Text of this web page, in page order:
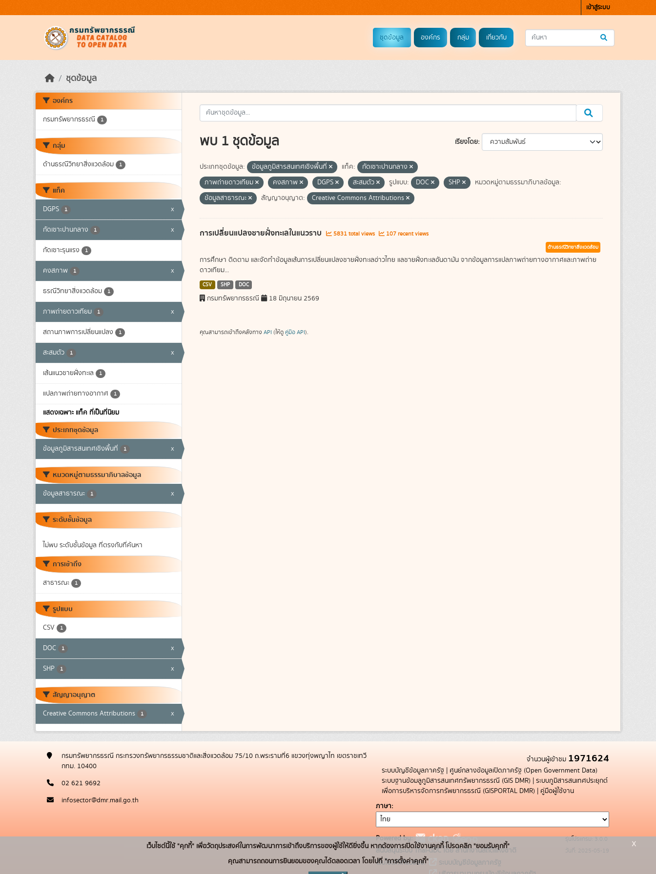
เข้าสู่ระบบ
ชุดข้อมูล องค์กร กลุ่ม เกี่ยวกับ
ชุดข้อมูล
องค์กร
กรมทรัพยากรธรณี 1
กลุ่ม
ด้านธรณีวิทยาสิ่งแวดล้อม 1
แท็ค
DGPS 1 x
กัดเซาะปานกลาง 1 x
กัดเซาะรุนแรง 1
คงสภาพ 1 x
ธรณีวิทยาสิ่งแวดล้อม 1
ภาพถ่ายดาวเทียม 1 x
สถานภาพการเปลี่ยนแปลง 1
สะสมตัว 1 x
เส้นแนวชายฝั่งทะเล 1
แปลภาพถ่ายทางอากาศ 1
แสดงเฉพาะ แท็ค ที่เป็นที่นิยม
ประเภทชุดข้อมูล
ข้อมูลภูมิสารสนเทศเชิงพื้นที่ 1 x
หมวดหมู่ตามธรรมาภิบาลข้อมูล
ข้อมูลสาธารณะ 1 x
ระดับชั้นข้อมูล
ไม่พบ ระดับชั้นข้อมูล ที่ตรงกับที่ค้นหา
การเข้าถึง
สาธารณะ 1
รูปแบบ
CSV 1
DOC 1 x
SHP 1 x
สัญญาอนุญาต
Creative Commons Attributions 1 x
เรียงโดย
พบ 1 ชุดข้อมูล
ประเภทชุดข้อมูล: ข้อมูลภูมิสารสนเทศเชิงพื้นที่ แท็ค:
กัดเซาะปานกลาง
ภาพถ่ายดาวเทียม
คงสภาพ DGPS สะสมตัว รูปแบบ: DOC SHP
หมวดหมู่ตามธรรมาภิบาลข้อมูล:
ข้อมูลสาธารณะ
สัญญาอนุญาต: Creative Commons Attributions
การเปลี่ยนแปลงชายฝั่งทะเลในแนวราบ 5831 total views 107 recent views
ด้านธรณีวิทยาสิ่งแวดล้อม
การศึกษา ติดตาม และจัดทำข้อมูลเส้นการเปลี่ยนแปลงชายฝั่งทะเลอ่าวไทย แลชายฝั่งทะเลอันดามัน จากข้อมูลการแปลภาพถ่ายทางอากาศและภาพถ่าย
ดาวเทียม...
CSV SHP DOC
กรมทรัพยากรธรณี 18 มิถุนายน 2569
คุณสามารถเข้าถึงคลังทาง API (ให้ดู คู่มือ API).
กรมทรัพยากรธรณี กระทรวงทรัพยากรธรรมชาติและสิ่งแวดล้อม 75/10 ถ.พระรามที่6 แขวงทุ่งพญาไท เขตราชเทวี
กทม. 10400
02 621 9692
infosector@dmr.mail.go.th
จำนวนผู้เข้าชม 1971624
ระบบบัญชีข้อมูลภาครัฐ | ศูนย์กลางข้อมูลเปิดภาครัฐ (Open Government Data)
ระบบฐานข้อมลูภูมิสารสนเทศทรัพยากรธรณี (GIS DMR) | ระบบภูมิสารสนเทศประยุกต์
เพื่อการบริหารจัดการทรัพยากรธรณี (GISPORTAL DMR) | คู่มือผู้ใช้งาน
ภาษา
Powered by:
สนับสนุนระบบ Thai-GDC โดย สำนักงานสถิติแห่งชาติ
เว็บไซต์ที่เกี่ยวข้อง:
ระบบบัญชีข้อมูลภาครัฐ
รุ่นโปรแกรม: 3.0.0
วันที่: 2025-05-19
เว็บไซต์นี้ใช้ "คุกกี้" เพื่อวัตถุประสงค์ในการพัฒนาการเข้าถึงบริการของผู้ใช้ให้ดียิ่งขึ้น หากต้องการเปิดใช้งานคุกกี้ โปรดคลิก "ยอมรับคุกกี้"
คุณสามารถถอนการยินยอมของคุณได้ตลอดเวลา โดยไปที่ "การตั้งค่าคุกกี้"
x